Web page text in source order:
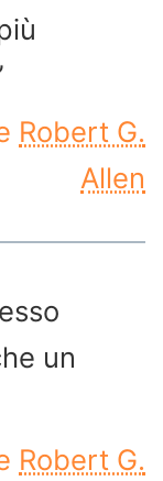
Robert G.
Allen
un
Robert G.